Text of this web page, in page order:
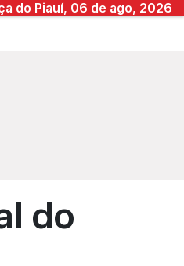
do Piauí, 06 de ago, 2026
do